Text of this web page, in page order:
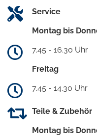
Service
Montag bis
7.45 - 16.30 Uhr
Freitag
7.45 - 14.30 Uhr
Teile & Zubehör
Montag bis